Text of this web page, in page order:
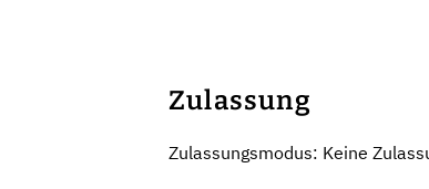
Zulassung
Zulassungsmodus: Keine